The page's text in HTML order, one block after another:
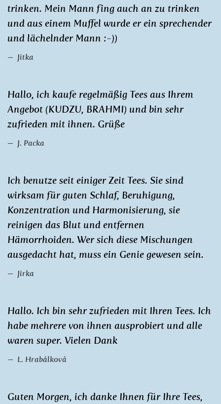
trinken. Mein Mann fing auch an zu trinken
und aus einem Muffel wurde er ein sprechender
und lächelnder Mann :-))
Jitka
Hallo, ich kaufe regelmäßig Tees aus Ihrem
Angebot (KUDZU, BRAHMI) und bin sehr
zufrieden mit ihnen. Grüße
J. Packa
Ich benutze seit einiger Zeit Tees. Sie sind
wirksam für guten Schlaf, Beruhigung,
Konzentration und Harmonisierung, sie
reinigen das Blut und entfernen
Hämorrhoiden. Wer sich diese Mischungen
ausgedacht hat, muss ein Genie gewesen sein.
Jirka
Hallo. Ich bin sehr zufrieden mit Ihren Tees. Ich
habe mehrere von ihnen ausprobiert und alle
waren super. Vielen Dank
L. Hrabálková
Guten Morgen, ich danke Ihnen für Ihre Tees,